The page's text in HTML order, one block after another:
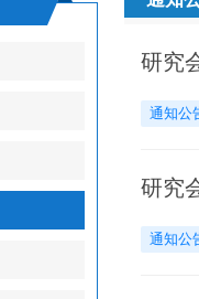
研究
通知公
研究
通知公